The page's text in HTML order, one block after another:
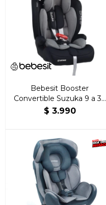
Bebesit Booster
Convertible Suzuka 9 a 36
kg Gris
$ 3.990